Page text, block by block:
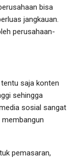
bisa
jangkauan.
perusahaan-
saja konten
sehingga
sosial sangat
membangun
pemasaran,